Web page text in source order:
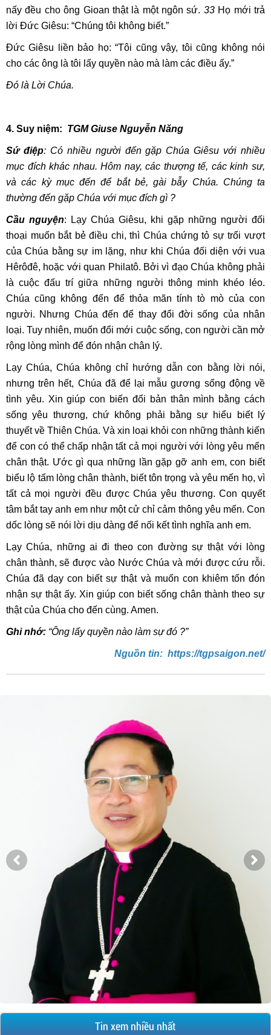
nấy đều cho ông Gioan thật là một ngôn sứ. 33Họ mới trả
lời Đức Giêsu: “Chúng tôi không biết.”
Đức Giêsu liền bảo họ: “Tôi cũng vậy, tôi cũng không nói
cho các ông là tôi lấy quyền nào mà làm các điều ấy.”
Đó là Lời Chúa.
4. Suy niệm: TGM Giuse Nguyễn Năng
Sứ điệp: Có nhiều người đến gặp Chúa Giêsu với nhiều
mục đích khác nhau. Hôm nay, các thượng tế, các kinh sư,
và các kỳ mục đến để bắt bẻ, gài bẫy Chúa. Chúng ta
thường đến gặp Chúa với mục đích gì ?
Cầu nguyện: Lạy Chúa Giêsu, khi gặp những người đối
thoại muốn bắt bẻ điều chi, thì Chúa chứng tỏ sự trổi vượt
của Chúa bằng sự im lặng, như khi Chúa đối diện với vua
Hêrôđê, hoặc với quan Philatô. Bởi vì đạo Chúa không phải
là cuộc đấu trí giữa những người thông minh khéo léo.
Chúa cũng không đến để thỏa mãn tính tò mò của con
người. Nhưng Chúa đến để thay đổi đời sống của nhân
loại. Tuy nhiên, muốn đổi mới cuộc sống, con người cần mở
rộng lòng mình để đón nhận chân lý.
Lạy Chúa, Chúa không chỉ hướng dẫn con bằng lời nói,
nhưng trên hết, Chúa đã để lại mẫu gương sống động về
tình yêu. Xin giúp con biến đổi bản thân mình bằng cách
sống yêu thương, chứ không phải bằng sự hiểu biết lý
thuyết về Thiên Chúa. Và xin loại khỏi con những thành kiến
để con có thể chấp nhận tất cả mọi người với lòng yêu mến
chân thật. Ước gì qua những lần gặp gỡ anh em, con biết
biểu lộ tấm lòng chân thành, biết tôn trọng và yêu mến họ, vì
tất cả mọi người đều được Chúa yêu thương. Con quyết
tâm bắt tay anh em như một cử chỉ cảm thông yêu mến. Con
dốc lòng sẽ nói lời dịu dàng để nối kết tình nghĩa anh em.
Lạy Chúa, những ai đi theo con đường sự thật với lòng
chân thành, sẽ được vào Nước Chúa và mới được cứu rỗi.
Chúa đã dạy con biết sự thật và muốn con khiêm tốn đón
nhận sự thật ấy. Xin giúp con biết sống chân thành theo sự
thật của Chúa cho đến cùng. Amen.
Ghi nhớ: “Ông lấy quyền nào làm sự đó ?”
Nguồn tin: https://tgpsaigon.net/
Tin xem nhiều nhất